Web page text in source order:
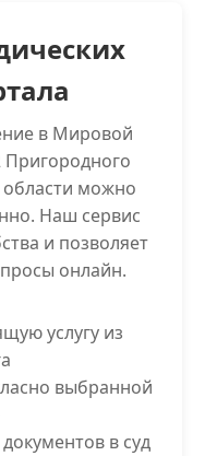
в Мировой
можно
Наш сервис
и позволяет
онлайн.
услугу из
выбранной
в суд